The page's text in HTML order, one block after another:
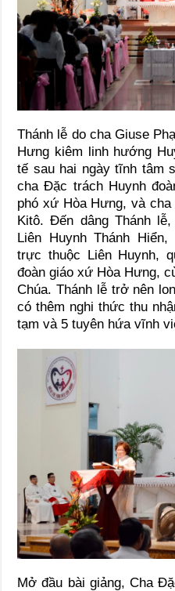
Thánh lễ do cha Giuse
Hưng kiêm linh hướng
tế sau hai ngày tĩnh tâm
cha Đặc trách Huynh
phó xứ Hòa Hưng, và cha
Kitô. Đến dâng Thánh
Liên Huynh Thánh
trực thuộc Liên Huynh,
đoàn giáo xứ Hòa Hưng,
Chúa. Thánh lễ trở nên
có thêm nghi thức thu
tạm và 5 tuyên hứa vĩnh
Mở đầu bài giảng, Cha